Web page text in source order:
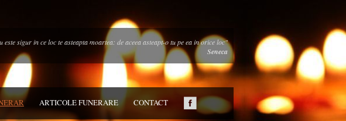
este sigur in ce loc te asteapta moartea: de aceea asteapt-o tu pe ea in orice loc"
Seneca
ARTICOLE FUNERARE CONTACT